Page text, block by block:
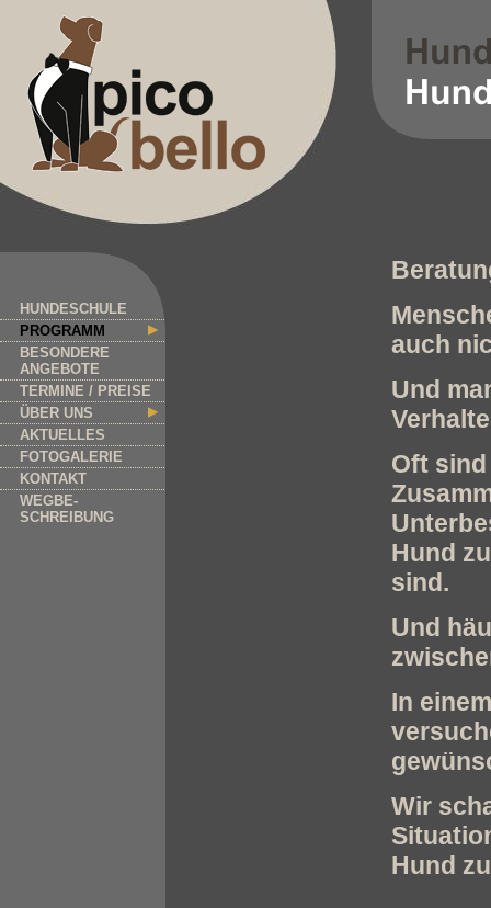
auch
Und
Oft
Hund
sind.
Und
In
Wir
Hund
HUNDESCHULE
PROGRAMM
BESONDERE
ANGEBOTE
TERMINE / PREISE
ÜBER UNS
AKTUELLES
FOTOGALERIE
KONTAKT
WEGBE-
SCHREIBUNG